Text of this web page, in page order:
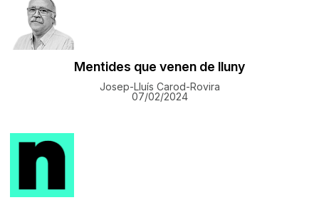
Mentides que venen de lluny
Josep-Lluís Carod-Rovira
07/02/2024